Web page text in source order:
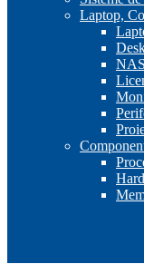
Laptop,
NAS